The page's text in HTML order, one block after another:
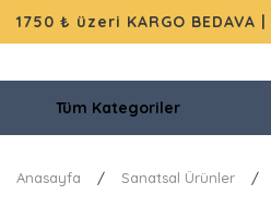
1750 ₺ üzeri KARGO BEDAVA |
Tüm Kategoriler
Anasayfa Sanatsal Ürünler